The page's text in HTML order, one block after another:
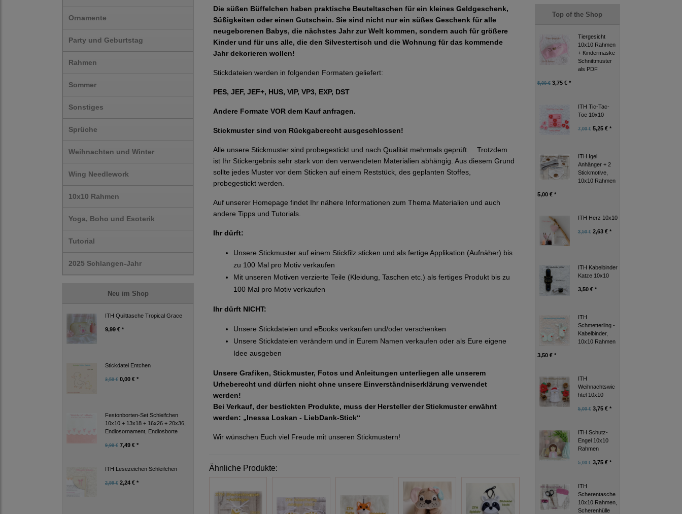
Ornamente
Party und Geburtstag
Rahmen
Sommer
Sonstiges
Sprüche
Weihnachten und Winter
Wing Needlework
10x10 Rahmen
Yoga, Boho und Esoterik
Tutorial
2025 Schlangen-Jahr
Neu im Shop
ITH Quilttasche Tropical Grace
9,99 € *
Stickdatei Entchen
3,50 € 0,00 € *
Festonborten-Set Schleifchen
10x10 + 13x18 + 16x26 + 20x36,
Endlosornament, Endlosborte
9,99 € 7,49 € *
ITH Lesezeichen Schleifchen
2,99 € 2,24 € *
Die süßen Büffelchen haben praktische Beuteltaschen für ein kleines Geldgeschenk,
Süßigkeiten oder einen Gutschein. Sie sind nicht nur ein süßes Geschenk für alle
neugeborenen Babys, die nächstes Jahr zur Welt kommen, sondern auch für größere
Kinder und für uns alle, die den Silvestertisch und die Wohnung für das kommende
Jahr dekorieren wollen!
Stickdateien werden in folgenden Formaten geliefert:
PES, JEF, JEF+, HUS, VIP, VP3, EXP, DST
Andere Formate VOR dem Kauf anfragen.
Stickmuster sind von Rückgaberecht ausgeschlossen!
Alle unsere Stickmuster sind probegestickt und nach Qualität mehrmals geprüft. Trotzdem
ist Ihr Stickergebnis sehr stark von den verwendeten Materialien abhängig. Aus diesem Grund
sollte jedes Muster vor dem Sticken auf einem Reststück, des geplanten Stoffes,
probegestickt werden.
Auf unserer Homepage findet Ihr nähere Informationen zum Thema Materialien und auch
andere Tipps und Tutorials.
Ihr dürft:
Unsere Stickmuster auf einem Stickfilz sticken und als fertige Applikation (Aufnäher) bis
zu 100 Mal pro Motiv verkaufen
Mit unseren Motiven verzierte Teile (Kleidung, Taschen etc.) als fertiges Produkt bis zu
100 Mal pro Motiv verkaufen
Ihr dürft NICHT:
Unsere Stickdateien und eBooks verkaufen und/oder verschenken
Unsere Stickdateien verändern und in Eurem Namen verkaufen oder als Eure eigene
Idee ausgeben
Unsere Grafiken, Stickmuster, Fotos und Anleitungen unterliegen alle unserem
Urheberecht und dürfen nicht ohne unsere Einverständniserklärung verwendet
werden!
Bei Verkauf, der bestickten Produkte, muss der Hersteller der Stickmuster erwähnt
werden: „Inessa Loskan - LiebDank-Stick“
Wir wünschen Euch viel Freude mit unseren Stickmustern!
Ähnliche Produkte:
Top of the Shop
Tiergesicht
10x10 Rahmen
+ Kindermaske
Schnittmuster
als PDF
5,00 €3,75 € *
ITH Tic-Tac-
Toe 10x10
7,00 €5,25 € *
ITH Igel
Anhänger + 2
Stickmotive,
10x10 Rahmen
5,00 € *
ITH Herz 10x10
3,50 €2,63 € *
ITH Kabelbinder
Katze 10x10
3,50 € *
ITH
Schmetterling -
Kabelbinder,
10x10 Rahmen
3,50 € *
ITH
Weihnachtswic
htel 10x10
5,00 €3,75 € *
ITH Schutz-
Engel 10x10
Rahmen
5,00 €3,75 € *
ITH
Scherentasche
10x10 Rahmen,
Scherenhülle